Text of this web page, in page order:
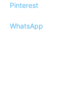
Pinterest
WhatsApp